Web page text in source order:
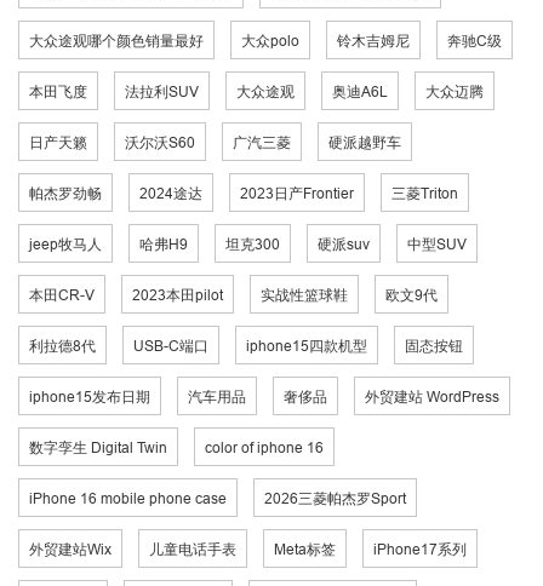
大众途观哪个颜色销量最好 大众polo 铃木吉姆尼 奔驰C级
本田飞度 法拉利SUV 大众途观 奥迪A6L 大众迈腾
日产天籁 沃尔沃S60 广汽三菱 硬派越野车
帕杰罗劲畅 2024途达 2023日产Frontier 三菱Triton
jeep牧马人 哈弗H9 坦克300 硬派suv 中型SUV
本田CR-V 2023本田pilot 实战性篮球鞋 欧文9代
利拉德8代 USB-C端口 iphone15四款机型 固态按钮
iphone15发布日期 汽车用品 奢侈品 外贸建站 WordPress
数字孪生 Digital Twin color of iphone 16
iPhone 16 mobile phone case 2026三菱帕杰罗Sport
外贸建站Wix 儿童电话手表 Meta标签 iPhone17系列